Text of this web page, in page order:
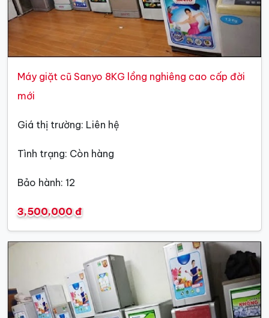
Máy giặt cũ Sanyo 8KG lồng nghiêng cao cấp đời
mới
Giá thị trường: Liên hệ
Tình trạng: Còn hàng
Bảo hành: 12
3,500,000 đ